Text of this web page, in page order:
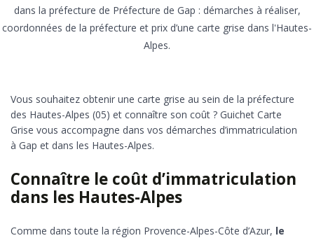
dans la préfecture de Préfecture de Gap : démarches à réaliser,
coordonnées de la préfecture et prix d’une carte grise dans l'Hautes-
Alpes.
Vous souhaitez obtenir une carte grise au sein de la préfecture
des Hautes-Alpes (05) et connaître son coût ? Guichet Carte
Grise vous accompagne dans vos démarches d’immatriculation
à Gap et dans les Hautes-Alpes.
Connaître le coût d’immatriculation
dans les Hautes-Alpes
Comme dans toute la région Provence-Alpes-Côte d’Azur, le